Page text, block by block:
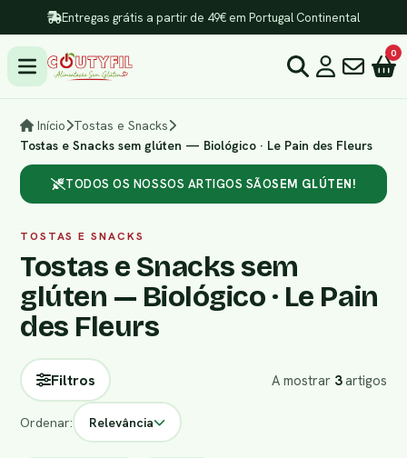
Entregas grátis a partir de 49€ em Portugal Continental
0
Início
Tostas e Snacks
Tostas e Snacks sem glúten — Biológico · Le Pain des Fleurs
TODOS OS NOSSOS ARTIGOS SÃOSEM GLÚTEN!
TOSTAS E SNACKS
Tostas e Snacks sem
glúten — Biológico · Le Pain
des Fleurs
Filtros A mostrar 3artigos
Ordenar: Relevância